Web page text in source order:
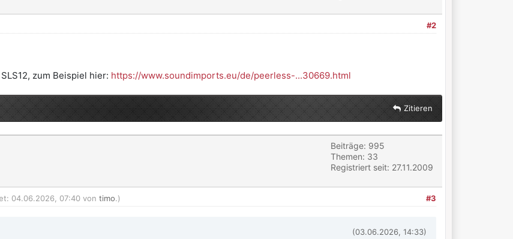
#2
zum Beispiel hier: https://www.soundimports.eu/de/peerless-...30669.html
Zitieren
Beiträge: 995
Themen: 33
Registriert seit: 27.11.2009
#3
04.06.2026, 07:40 von timo.)
(03.06.2026, 14:33)